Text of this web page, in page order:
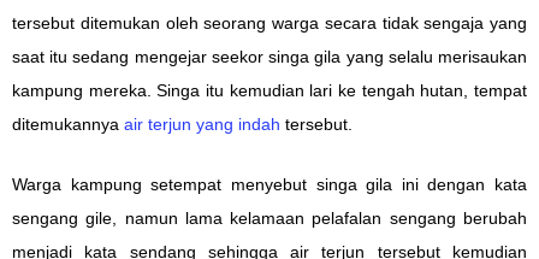
tersebut ditemukan oleh seorang warga secara tidak sengaja yang
saat itusedang mengejar seekor singa gila yang selalu merisaukan
kampung mereka. Singa itu kemudian lari ke tengah hutan, tempat
ditemukannya air terjun yang indah tersebut.
Warga kampung setempat menyebut singa gila inidengan kata
sengang gile, namun lama kelamaan pelafalan sengang berubah
menjadi kata sendang sehingga air terjun tersebut kemudian